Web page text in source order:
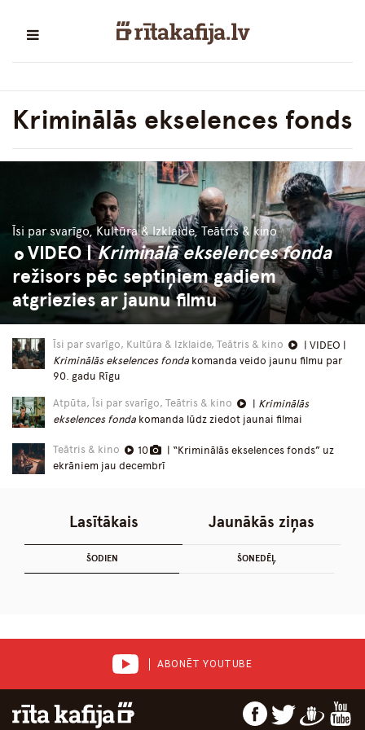
Kriminālās ekselences fonds
Īsi par svarīgo, Kultūra & Izklaide, Teātris & kino
VIDEO |Kriminālā ekselences fonda
režisors pēc septiņiem gadiem
atgriezies ar jaunu filmu
Īsi par svarīgo, Kultūra & Izklaide, Teātris & kino
| VIDEO |
Kriminālās ekselences fonda komanda veido jaunu filmu par
90. gadu Rīgu
Atpūta, Īsi par svarīgo, Teātris & kino | Kriminālās
ekselences fonda komanda lūdz ziedot jaunai filmai
Teātris & kino 10
| “Kriminālās ekselences fonds” uz
ekrāniem jau decembrī
Lasītākais
ŠODIEN ŠONEDĒĻ
Jaunākās ziņas
ABONĒT YOUTUBE